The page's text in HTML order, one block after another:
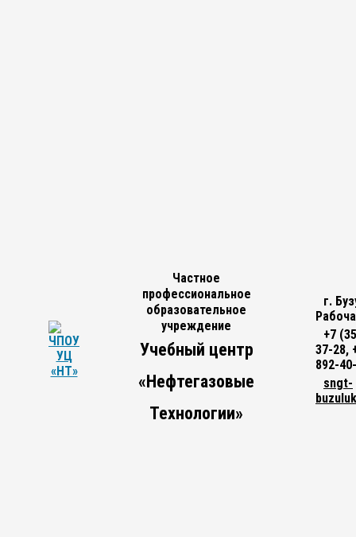
Частное
профессиональное
образовательное
учреждение
Учебный центр
«Нефтегазовые
Технологии»
г.
+7
37-28,
892-
sngt-